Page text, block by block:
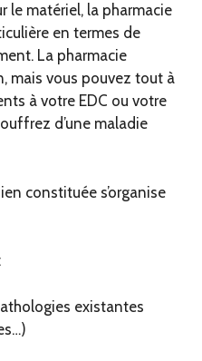
le matériel, la pharmacie
en termes de
La pharmacie
mais vous pouvez tout à
à votre EDC ou votre
d’une maladie
constituée s’organise
existantes